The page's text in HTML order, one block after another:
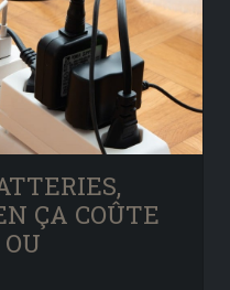
ÇA COÛTE